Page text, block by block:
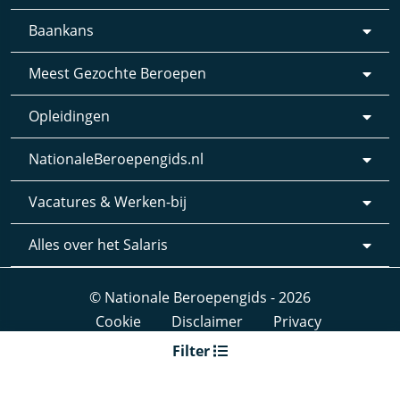
Filter
Baankans
Meest Gezochte Beroepen
Opleidingen
NationaleBeroepengids.nl
Vacatures & Werken-bij
Alles over het Salaris
© Nationale Beroepengids - 2026
Cookie
Disclaimer
Privacy
Webdesign & realisatie: